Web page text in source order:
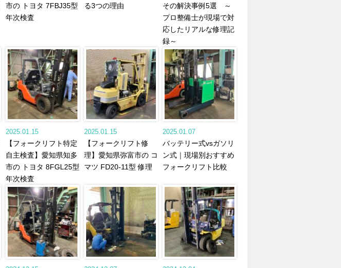
市の トヨタ 7FBJ35型
年次検査
る3つの理由
その解決事例5選 ～
プロ整備士が現場で対
応したリアルな修理記
録～
2025.01.15
【フォークリフト特定
自主検査】愛知県知多
市の トヨタ 8FGL25型
年次検査
2025.01.15
【フォークリフト修
理】愛知県弥富市の コ
マツ FD20-11型 修理
2025.01.07
バッテリー式vsガソリ
ン式｜現場別おすすめ
フォークリフト比較